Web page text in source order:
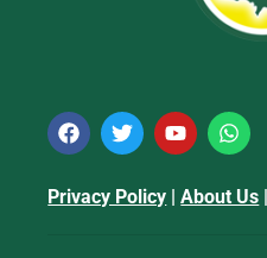
Privacy Policy |About Us